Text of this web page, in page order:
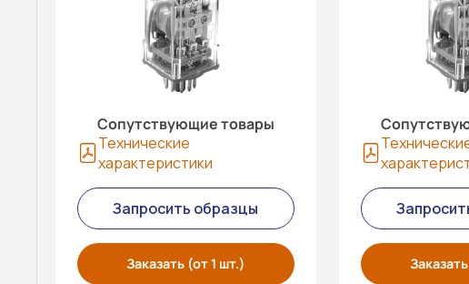
Сопутствующие товары
Технические
характеристики
Запросить образцы
Заказать (от 1 шт.)